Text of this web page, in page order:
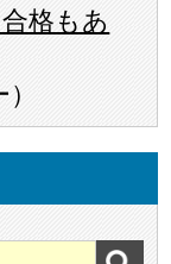
格もあ
）